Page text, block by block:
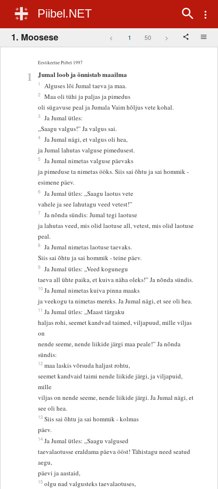
Piibel.NET
1. Moosese < 1 50 >
Eestikeelne Piibel 1997
1 Jumal loob ja õnnistab maailma
1 Alguses lõi Jumal taeva ja maa.
2 Maa oli tühi ja paljas ja pimedus
oli sügavuse peal ja Jumala Vaim hõljus vete kohal.
3 Ja Jumal ütles:
„Saagu valgus!” Ja valgus sai.
4 Ja Jumal nägi, et valgus oli hea,
ja Jumal lahutas valguse pimedusest.
5 Ja Jumal nimetas valguse päevaks
ja pimeduse ta nimetas ööks. Siis sai õhtu ja sai hommik -
esimene päev.
6 Ja Jumal ütles: „Saagu laotus vete
vahele ja see lahutagu veed vetest!”
7 Ja nõnda sündis: Jumal tegi laotuse
ja lahutas veed, mis olid laotuse all, vetest, mis olid laotuse
peal.
8 Ja Jumal nimetas laotuse taevaks.
Siis sai õhtu ja sai hommik - teine päev.
9 Ja Jumal ütles: „Veed kogunegu
taeva all ühte paika, et kuiva näha oleks!” Ja nõnda sündis.
10 Ja Jumal nimetas kuiva pinna maaks
ja veekogu ta nimetas mereks. Ja Jumal nägi, et see oli hea.
11 Ja Jumal ütles: „Maast tärgaku
haljas rohi, seemet kandvad taimed, viljapuud, mille viljas
on
nende seeme, nende liikide järgi maa peale!” Ja nõnda
sündis:
12 maa laskis võrsuda haljast rohtu,
seemet kandvaid taimi nende liikide järgi, ja viljapuid,
mille
viljas on nende seeme, nende liikide järgi. Ja Jumal nägi, et
see oli hea.
13 Siis sai õhtu ja sai hommik - kolmas
päev.
14 Ja Jumal ütles: „Saagu valgused
taevalaotusse eraldama päeva ööst! Tähistagu need seatud
aegu,
päevi ja aastaid,
15 olgu nad valgusteks taevalaotuses,